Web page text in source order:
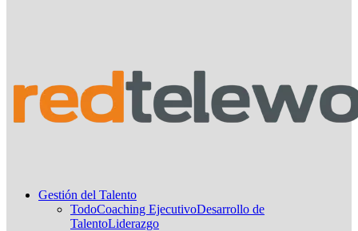
Gestión del Talento
TodoCoaching EjecutivoDesarrollo de
TalentoLiderazgo